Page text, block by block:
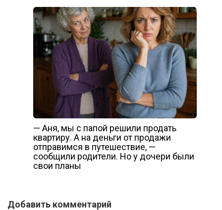
— Аня, мы с папой решили продать
квартиру. А на деньги от продажи
отправимся в путешествие, —
сообщили родители. Но у дочери были
свои планы
Добавить комментарий